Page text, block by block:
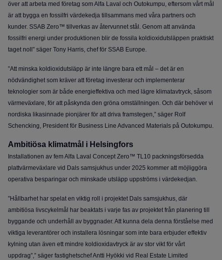
över att arbeta med företag som Alfa Laval och Outokumpu, eftersom vårt mål
är att bygga en fossilfri värdekedja tillsammans med våra partners och
kunder. SSAB Zero™ tillverkas av återvunnet stål. Genom att använda
fossilfri energi under produktionen blir de fossila koldioxidutsläppen praktiskt
taget noll ” säger Tony Harris, chef för SSAB Europe.
”Att minska koldioxidutsläpp är inte längre bara ett mål – det är en
nödvändighet som kräver att företag investerar och implementerar
teknologier som är både energieffektiva och med lägre klimatavtryck, såsom
värmeväxlare, för att påskynda den gröna omställningen. Och där behöver vi
nordiska likasinnade pionjärer för att driva framstegen,” säger Rolf
Schencking, President för Business Line Advanced Materials på Outokumpu.
Ambitiösa klimatmål i Helsingfors
Installationen av fem Alfa Laval Concept Zero™ TL10 packningsförsedda
plattvärmeväxlare vid Dals samsjukhus under 2025 kommer att möjliggöra
operativa besparingar och minskade utsläpp uppströms i värdekedjan.
”Hållbarhet har spelat en viktig roll i projektet Dals samsjukhus, där
ambitiösa livscykelmål har beaktats i varje fas av projektet från planering till
byggande och underhåll av byggnader. Att kunna dela denna förståelse med
viktiga leverantörer och installera lösningar som inte bara erbjuder effektiv
kylning utan även ett mindre koldioxidavtryck är av stor vikt för vårt
uppdrag”,” säger fastighetschef Antti Hyökki vid Real Estate Limited